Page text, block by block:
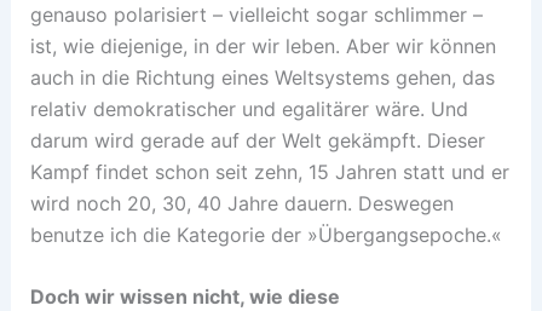
genauso polarisiert – vielleicht sogar schlimmer –
ist, wie diejenige, in der wir leben. Aber wir können
auch in die Richtung eines Weltsystems gehen, das
relativ demokratischer und egalitärer wäre. Und
darum wird gerade auf der Welt gekämpft. Dieser
Kampf findet schon seit zehn, 15 Jahren statt und er
wird noch 20, 30, 40 Jahre dauern. Deswegen
benutze ich die Kategorie der »Übergangsepoche.«
Doch wir wissen nicht, wie diese